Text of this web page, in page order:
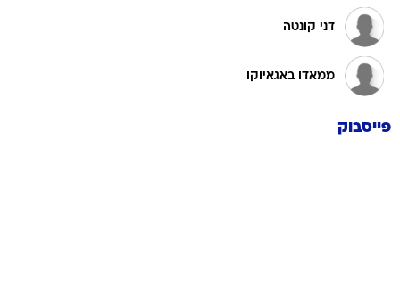
דני קונטה
ממאדו באגאיוקו
פייסבוק